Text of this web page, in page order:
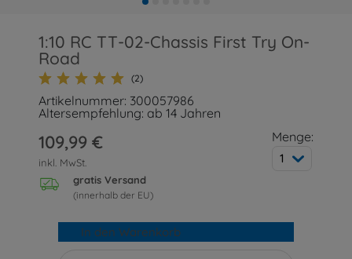
1:10 RC TT-02-Chassis First Try On-
Road
(2)
Artikelnummer: 300057986
Altersempfehlung: ab 14 Jahren
109,99 €
inkl. MwSt.
gratis Versand
(innerhalb der EU)
Menge:
1
In den Warenkorb